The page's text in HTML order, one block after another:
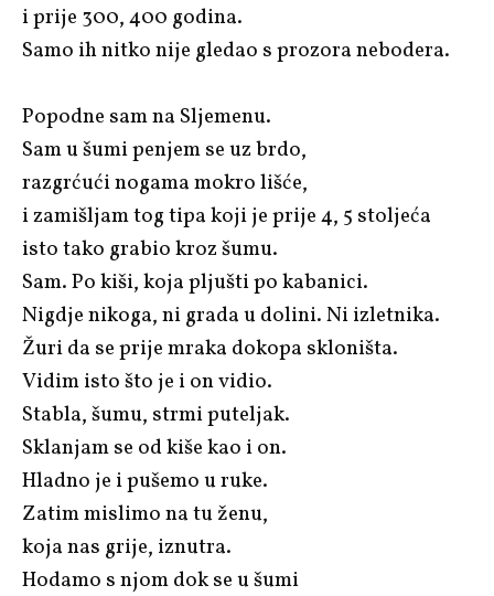
i prije 300, 400 godina.
Samo ih nitko nije gledao s prozora nebodera.
Popodne sam na Sljemenu.
Sam u šumi penjem se uz brdo,
razgrćući nogama mokro lišće,
i zamišljam tog tipa koji je prije 4, 5 stoljeća
isto tako grabio kroz šumu.
Sam. Po kiši, koja pljušti po kabanici.
Nigdje nikoga, ni grada u dolini. Ni izletnika.
Žuri da se prije mraka dokopa skloništa.
Vidim isto što je i on vidio.
Stabla, šumu, strmi puteljak.
Sklanjam se od kiše kao i on.
Hladno je i pušemo u ruke.
Zatim mislimo na tu ženu,
koja nas grije, iznutra.
Hodamo s njom dok se u šumi